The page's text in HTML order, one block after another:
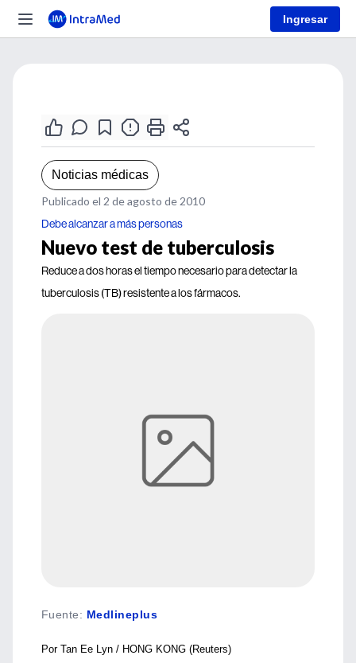
Ingresar
Noticias médicas
Publicado el 2 de agosto de 2010
Debe alcanzar a más personas
Nuevo test de tuberculosis
Reduce a dos horas el tiempo necesario para detectar la
tuberculosis (TB) resistente a los fármacos.
Fuente: Medlineplus
Por Tan Ee Lyn / HONG KONG (Reuters)